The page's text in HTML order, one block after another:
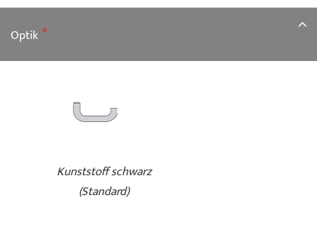
Optik
Kunststoff schwarz
(Standard)